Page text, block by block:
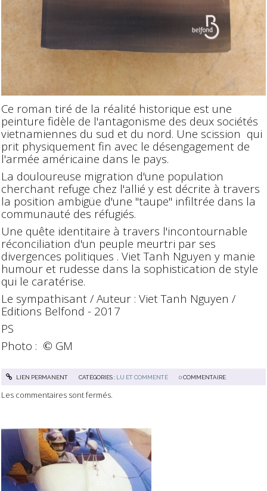
Ce roman tiré de la réalité historique est une
peinture fidèle de l'antagonisme des deux sociétés
vietnamiennes du sud et du nord. Une scission qui
prit physiquement fin avec le désengagement de
l'armée américaine dans le pays.
La douloureuse migration d'une population
cherchant refuge chez l'allié y est décrite à travers
la position ambigüe d'une "taupe" infiltrée dans la
communauté des réfugiés.
Une quête identitaire à travers l'incontournable
réconciliation d'un peuple meurtri par ses
divergences politiques . Viet Tanh Nguyen y manie
humour et rudesse dans la sophistication de style
qui le caratérise.
Le sympathisant / Auteur : Viet Tanh Nguyen /
Editions Belfond - 2017
PS
Photo : © GM
LIEN PERMANENT CATÉGORIES : LU ET COMMENTÉ 0COMMENTAIRE
Les commentaires sont fermés.